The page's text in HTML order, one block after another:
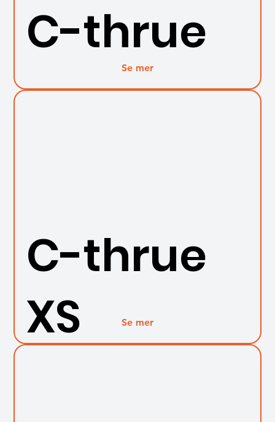
C-thrue
Se mer
C-thrue
XS
Se mer